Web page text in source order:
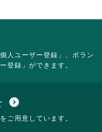
人ユーザー登録」、ボラン
登録」ができます。
expand_circle_down
ご用意しています。